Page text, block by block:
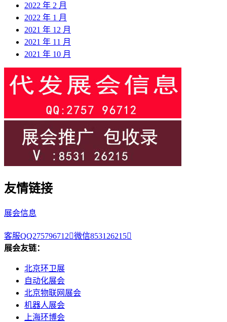
2022 年 2 月
2022 年 1 月
2021 年 12 月
2021 年 11 月
2021 年 10 月
友情链接
展会信息
客服QQ275796712微信853126215
展会友链：
北京环卫展
自动化展会
北京物联网展会
机器人展会
上海环博会